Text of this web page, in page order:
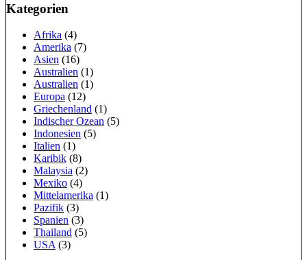
Kategorien
Afrika (4)
Amerika (7)
Asien (16)
Australien (1)
Australien (1)
Europa (12)
Griechenland (1)
Indischer Ozean (5)
Indonesien (5)
Italien (1)
Karibik (8)
Malaysia (2)
Mexiko (4)
Mittelamerika (1)
Pazifik (3)
Spanien (3)
Thailand (5)
USA (3)